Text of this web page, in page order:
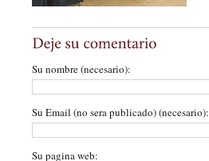
Su nombre (necesario):
Su Email (no sera publicado) (necesario):
Su pagina web: